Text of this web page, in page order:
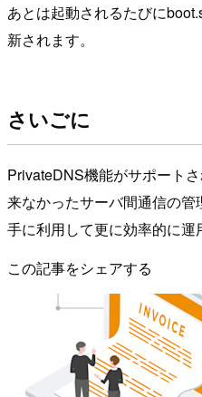
あとは起動されるたびに
新されます。
さいごに
PrivateDNS機能がサポート
来なかったサーバ間通信の
手に利用して更に効率的に運
この記事をシェアする